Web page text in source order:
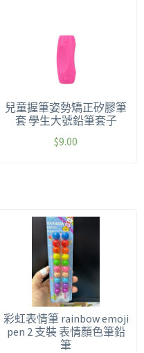
兒童握筆姿勢矯正矽膠筆
套 學生大號鉛筆套子
$9.00
彩虹表情筆 rainbow emoji
pen 2 支裝 表情顏色筆鉛
筆